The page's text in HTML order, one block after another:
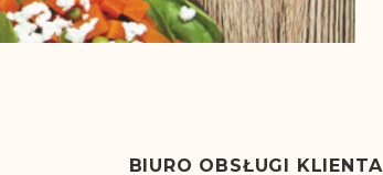
BIURO OBSŁUGI KLIENTA